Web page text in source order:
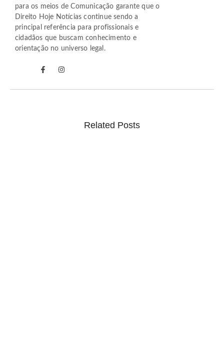
para os meios de Comunicação garante que o
Direito Hoje Notícias continue sendo a
principal referência para profissionais e
cidadãos que buscam conhecimento e
orientação no universo legal.
Related Posts